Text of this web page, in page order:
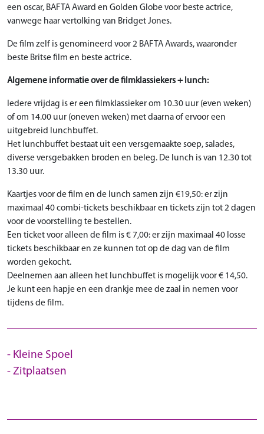
een oscar, BAFTA Award en Golden Globe voor beste actrice,
vanwege haar vertolking van Bridget Jones.
De film zelf is genomineerd voor 2 BAFTA Awards, waaronder
beste Britse film en beste actrice.
Algemene informatie over de filmklassiekers + lunch:
Iedere vrijdag is er een filmklassieker om 10.30 uur (even weken)
of om 14.00 uur (oneven weken) met daarna of ervoor een
uitgebreid lunchbuffet.
Het lunchbuffet bestaat uit een versgemaakte soep, salades,
diverse versgebakken broden en beleg. De lunch is van 12.30 tot
13.30 uur.
Kaartjes voor de film en de lunch samen zijn €19,50: er zijn
maximaal 40 combi-tickets beschikbaar en tickets zijn tot 2 dagen
voor de voorstelling te bestellen.
Een ticket voor alleen de film is € 7,00: er zijn maximaal 40 losse
tickets beschikbaar en ze kunnen tot op de dag van de film
worden gekocht.
Deelnemen aan alleen het lunchbuffet is mogelijk voor € 14,50.
Je kunt een hapje en een drankje mee de zaal in nemen voor
tijdens de film.
Kleine Spoel
Zitplaatsen